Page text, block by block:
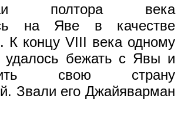
полтора века
на Яве в качестве
К концу VIII века одному
удалось бежать с Явы и
свою страну
Звали его Джайяварман